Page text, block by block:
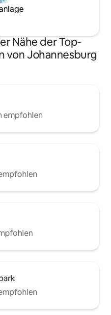
Nähe der Top-
von Johannesburg
empfohlen